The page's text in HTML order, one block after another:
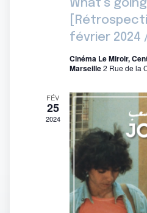
What’s
février 2024
Cinéma Le Miroir,
Marseille2 Rue de la
FÉV
25
2024